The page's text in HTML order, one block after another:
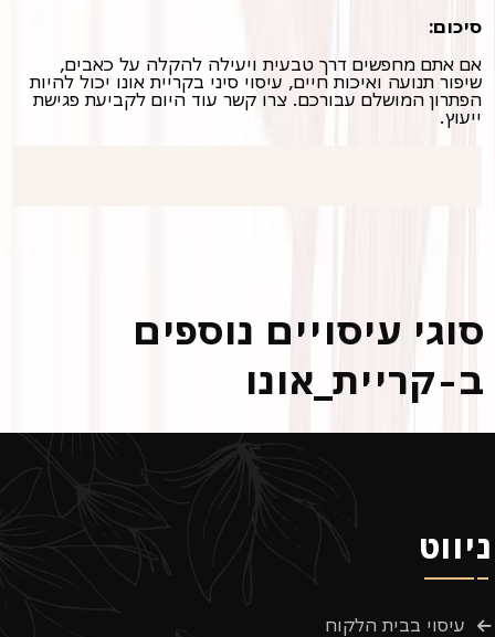
סיכום:
ייעוץ.
סוגי עיסויים נוספים
ב-קריית_אונו
ניווט
עיסוי בבית הלקוח